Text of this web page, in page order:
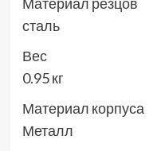
сталь
Вес
0.95 кг
Материал корпуса
Металл